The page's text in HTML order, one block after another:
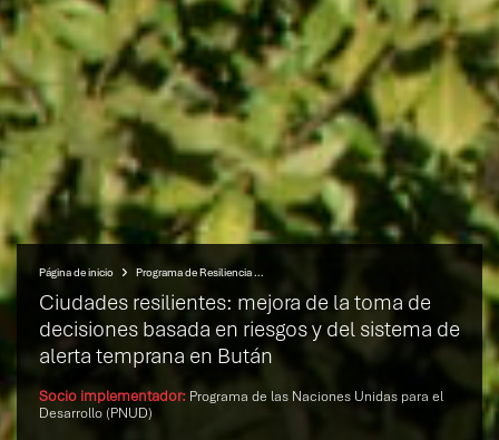
Página de inicio Programa de Resiliencia de las Infraestructuras Urbanas (UIRP)
Ciudades resilientes: mejora de la toma de
decisiones basada en riesgos y del sistema de
alerta temprana en Bután
Socio implementador: Programa de las Naciones Unidas para el
Desarrollo (PNUD)